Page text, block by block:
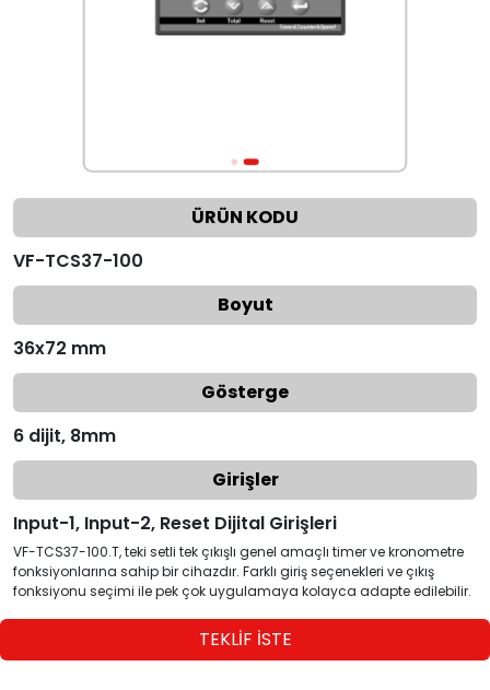
ÜRÜN KODU
VF-TCS37-100
Boyut
36x72 mm
Gösterge
6 dijit, 8mm
Girişler
Input-1, Input-2, Reset Dijital Girişleri
VF-TCS37-100.T, teki setli tek çıkışlı genel amaçlı timer ve kronometre
fonksiyonlarına sahip bir cihazdır. Farklı giriş seçenekleri ve çıkış
fonksiyonu seçimi ile pek çok uygulamaya kolayca adapte edilebilir.
TEKLİF İSTE